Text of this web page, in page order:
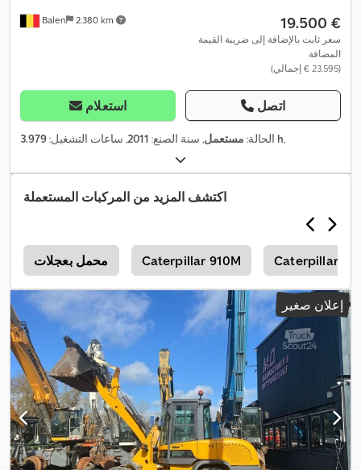
Balen 2.380 km ‏19.500 €
سعر ثابت بالإضافة إلى ضريبة القيمة
المضافة
(‏23.595 € إجمالي)
استعلام اتصل
الحالة: مستعمل, سنة الصنع: 2011, ساعات التشغيل: 3.979 h,
اكتشف المزيد من المركبات المستعملة
محمل بعجلات Caterpillar 910M Caterpillar
إعلان صغير